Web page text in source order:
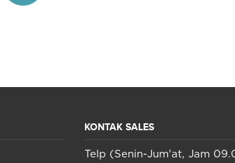
KONTAK SALES
Telp (Senin-Jum'at, Jam